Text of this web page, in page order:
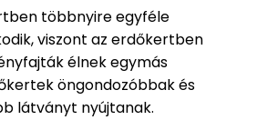
többnyire egyféle
viszont az erdőkertben
élnek egymás
öngondozóbbak és
látványt nyújtanak.